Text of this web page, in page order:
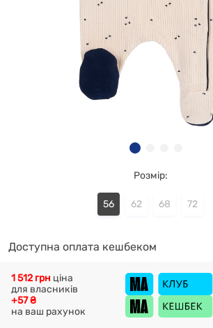
Розмір:
56 62 68 72
Доступна оплата кешбеком
+57 ₴
на ваш рахунок
1 512 грн ціна
для власників